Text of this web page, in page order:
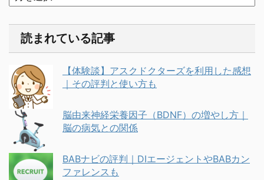
読まれている記事
【体験談】アスクドクターズを利用した感想
｜その評判と使い方も
脳由来神経栄養因子（BDNF）の増やし方｜
脳の病気との関係
BABナビの評判｜DIエージェントやBABカン
ファレンスも